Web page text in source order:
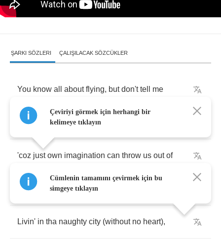
ŞARKI SÖZLERI ÇALIŞILACAK SÖZCÜKLER
You know all about flying, but don't tell me
all your wisdom
'coz just own imagination can throw us out of
deadly routine
Livin' in tha naughty city (without no heart),
Çeviriyi görmek için herhangi bir
kelimeye tıklayın
Cümlenin tamamını çevirmek için bu
simgeye tıklayın